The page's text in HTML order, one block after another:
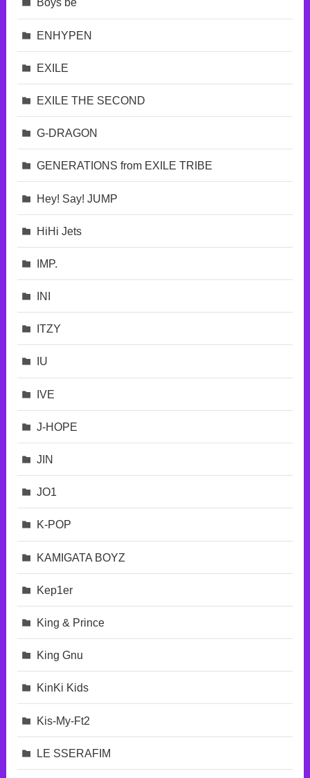
ENHYPEN
EXILE
EXILE THE SECOND
G-DRAGON
GENERATIONS from EXILE TRIBE
Hey! Say! JUMP
HiHi Jets
IMP.
INI
ITZY
IU
IVE
J-HOPE
JIN
JO1
K-POP
KAMIGATA BOYZ
Kep1er
King & Prince
King Gnu
KinKi Kids
Kis-My-Ft2
LE SSERAFIM